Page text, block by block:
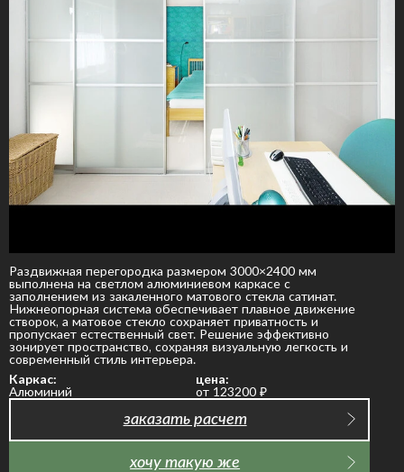
Раздвижная перегородка размером 3000×2400 мм
выполнена на светлом алюминиевом каркасе с
заполнением из закаленного матового стекла сатинат.
Нижнеопорная система обеспечивает плавное движение
створок, а матовое стекло сохраняет приватность и
пропускает естественный свет. Решение эффективно
зонирует пространство, сохраняя визуальную легкость и
современный стиль интерьера.
Каркас:
Алюминий
цена:
от 123200 ₽
заказать расчет
хочу такую же